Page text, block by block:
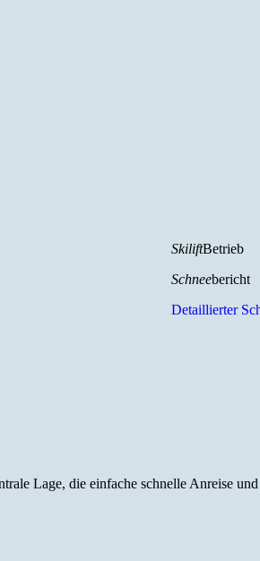
SkiliftBetrieb
Schneebericht
Detaillierter
Lage, die einfache schnelle Anreise